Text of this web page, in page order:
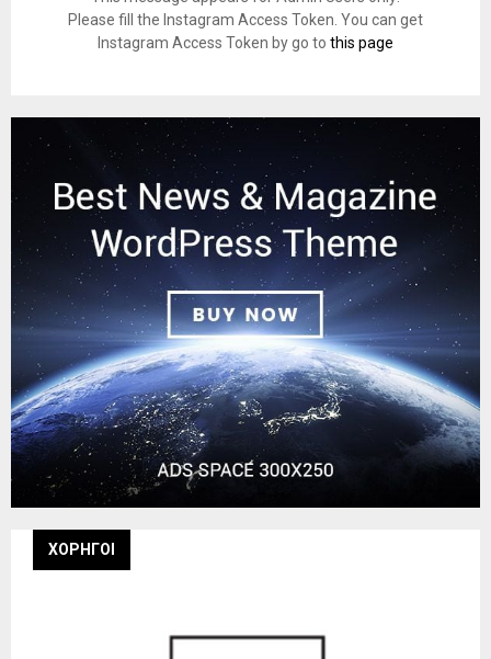
Please fill the Instagram Access Token. You can get
Instagram Access Token by go to this page
ΧΟΡΗΓΟΙ